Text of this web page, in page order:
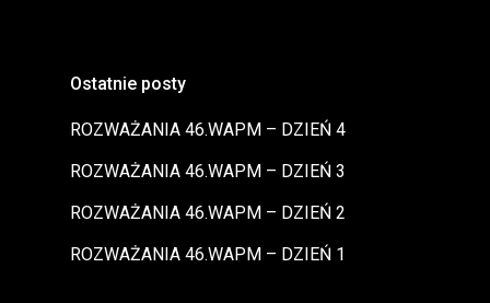
Ostatnie posty
ROZWAŻANIA 46.WAPM – DZIEŃ 4
ROZWAŻANIA 46.WAPM – DZIEŃ 3
ROZWAŻANIA 46.WAPM – DZIEŃ 2
ROZWAŻANIA 46.WAPM – DZIEŃ 1